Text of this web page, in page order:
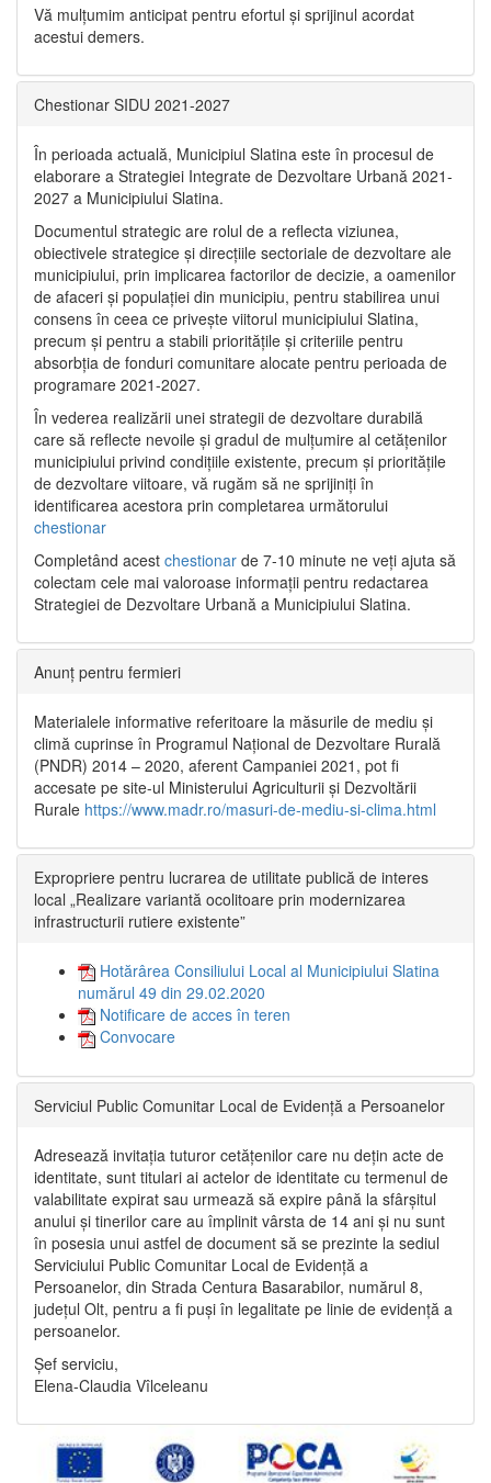
Vă mulţumim anticipat pentru efortul şi sprijinul acordat
acestui demers.
Chestionar SIDU 2021-2027
În perioada actuală, Municipiul Slatina este în procesul de
elaborare a Strategiei Integrate de Dezvoltare Urbană 2021‐
2027 a Municipiului Slatina.
Documentul strategic are rolul de a reflecta viziunea,
obiectivele strategice și direcțiile sectoriale de dezvoltare ale
municipiului, prin implicarea factorilor de decizie, a oamenilor
de afaceri și populației din municipiu, pentru stabilirea unui
consens în ceea ce privește viitorul municipiului Slatina,
precum și pentru a stabili prioritățile și criteriile pentru
absorbția de fonduri comunitare alocate pentru perioada de
programare 2021-2027.
În vederea realizării unei strategii de dezvoltare durabilă
care să reflecte nevoile și gradul de mulțumire al cetățenilor
municipiului privind condițiile existente, precum și prioritățile
de dezvoltare viitoare, vă rugăm să ne sprijiniți în
identificarea acestora prin completarea următorului
chestionar
Completând acest chestionar de 7-10 minute ne veți ajuta să
colectam cele mai valoroase informații pentru redactarea
Strategiei de Dezvoltare Urbană a Municipiului Slatina.
Anunț pentru fermieri
Materialele informative referitoare la măsurile de mediu și
climă cuprinse în Programul Național de Dezvoltare Rurală
(PNDR) 2014 – 2020, aferent Campaniei 2021, pot fi
accesate pe site-ul Ministerului Agriculturii și Dezvoltării
Rurale https://www.madr.ro/masuri-de-mediu-si-clima.html
Expropriere pentru lucrarea de utilitate publică de interes
local „Realizare variantă ocolitoare prin modernizarea
infrastructurii rutiere existente”
Hotărârea Consiliului Local al Municipiului Slatina
numărul 49 din 29.02.2020
Notificare de acces în teren
Convocare
Serviciul Public Comunitar Local de Evidență a Persoanelor
Adresează invitația tuturor cetățenilor care nu dețin acte de
identitate, sunt titulari ai actelor de identitate cu termenul de
valabilitate expirat sau urmează să expire până la sfârșitul
anului și tinerilor care au împlinit vârsta de 14 ani și nu sunt
în posesia unui astfel de document să se prezinte la sediul
Serviciului Public Comunitar Local de Evidență a
Persoanelor, din Strada Centura Basarabilor, numărul 8,
județul Olt, pentru a fi puși în legalitate pe linie de evidență a
persoanelor.
Șef serviciu,
Elena-Claudia Vîlceleanu